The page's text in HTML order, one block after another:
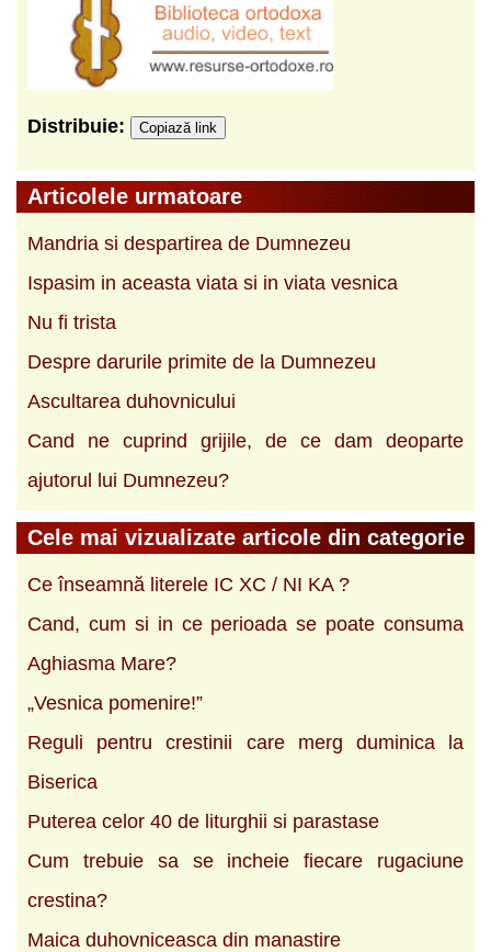
Distribuie: Copiază link
Articolele urmatoare
Mandria si despartirea de Dumnezeu
Ispasim in aceasta viata si in viata vesnica
Nu fi trista
Despre darurile primite de la Dumnezeu
Ascultarea duhovnicului
Cand ne cuprind grijile, de ce dam deoparte
ajutorul lui Dumnezeu?
Cele mai vizualizate articole din categorie
Ce înseamnă literele IC XC / NI KA ?
Cand, cum si in ce perioada se poate consuma
Aghiasma Mare?
„Vesnica pomenire!”
Reguli pentru crestinii care merg duminica la
Biserica
Puterea celor 40 de liturghii si parastase
Cum trebuie sa se incheie fiecare rugaciune
crestina?
Maica duhovniceasca din manastire